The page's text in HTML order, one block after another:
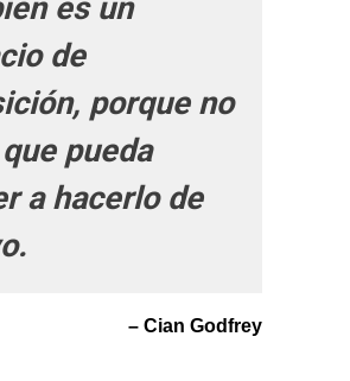
es un
de
porque no
pueda
a hacerlo de
– Cian Godfrey